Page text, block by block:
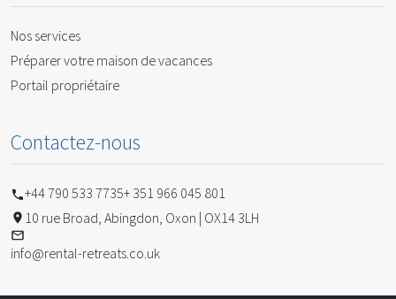
Nos services
Préparer votre maison de vacances
Portail propriétaire
Contactez-nous
+44 790 533 7735+ 351 966 045 801
10 rue Broad, Abingdon, Oxon | OX14 3LH
info@rental-retreats.co.uk